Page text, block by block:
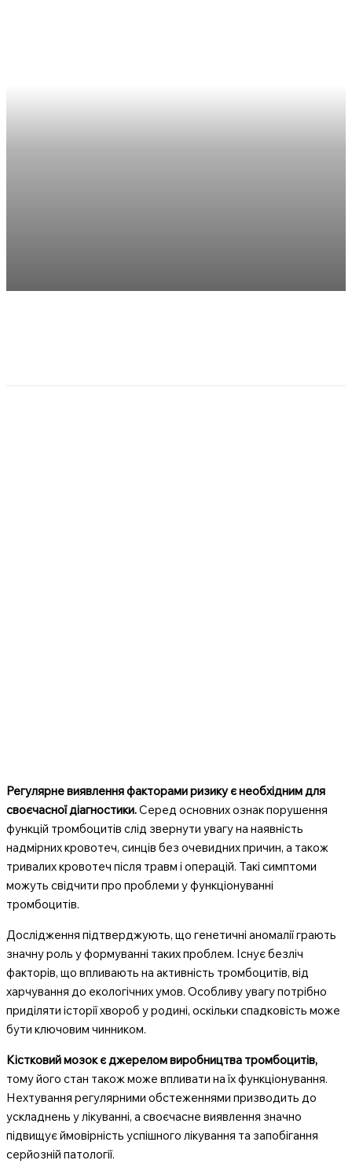
Регулярне виявлення факторами ризику є необхідним для
своєчасної діагностики.Серед основних ознак порушення
функцій тромбоцитів слід звернути увагу на наявність
надмірних кровотеч, синців без очевидних причин, а також
тривалих кровотеч після травм і операцій. Такі симптоми
можуть свідчити про проблеми у функціонуванні
тромбоцитів.
Дослідження підтверджують, що генетичні аномалії грають
значну роль у формуванні таких проблем. Існує безліч
факторів, що впливають на активність тромбоцитів, від
харчування до екологічних умов. Особливу увагу потрібно
приділяти історії хвороб у родині, оскільки спадковість може
бути ключовим чинником.
Кістковий мозок є джерелом виробництва тромбоцитів,
тому його стан також може впливати на їх функціонування.
Нехтування регулярними обстеженнями призводить до
ускладнень у лікуванні, а своєчасне виявлення значно
підвищує ймовірність успішного лікування та запобігання
серйозній патології.